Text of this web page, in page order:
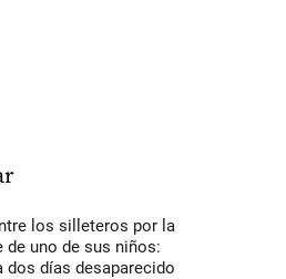
los silleteros por la
de uno de sus niños:
dos días desaparecido